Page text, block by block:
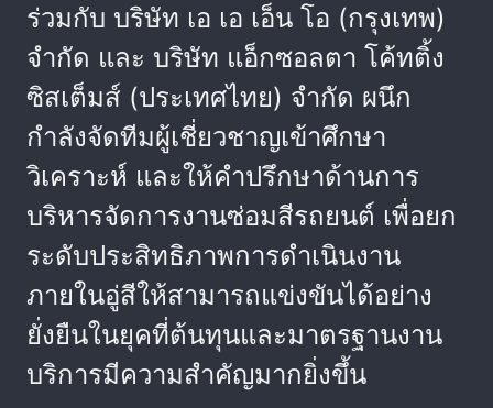
ร่วมกับ บริษัท เอ เอ เอ็น โอ (กรุงเทพ)
จำกัด และ บริษัท แอ็กซอลตา โค้ทติ้ง
ซิสเต็มส์ (ประเทศไทย) จำกัด ผนึก
กำลังจัดทีมผู้เชี่ยวชาญเข้าศึกษา
วิเคราะห์ และให้คำปรึกษาด้านการ
บริหารจัดการงานซ่อมสีรถยนต์ เพื่อยก
ระดับประสิทธิภาพการดำเนินงาน
ภายในอู่สีให้สามารถแข่งขันได้อย่าง
ยั่งยืนในยุคที่ต้นทุนและมาตรฐานงาน
บริการมีความสำคัญมากยิ่งขึ้น